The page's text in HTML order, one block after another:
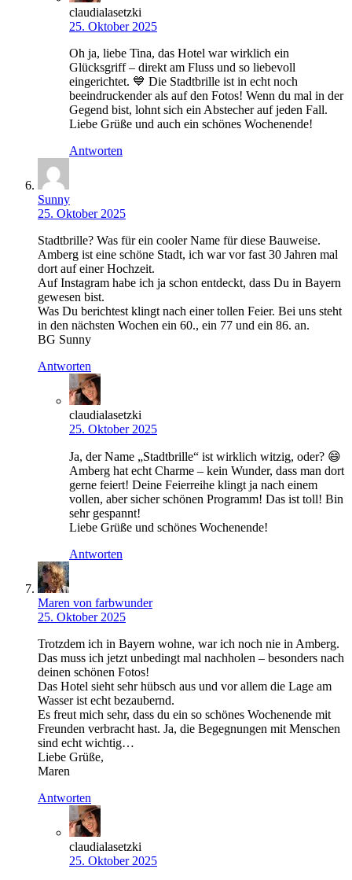
claudialasetzki
25. Oktober 2025
Oh ja, liebe Tina, das Hotel war wirklich ein
Glücksgriff – direkt am Fluss und so liebevoll
eingerichtet. 💙 Die Stadtbrille ist in echt noch
beeindruckender als auf den Fotos! Wenn du mal in der
Gegend bist, lohnt sich ein Abstecher auf jeden Fall.
Liebe Grüße und auch ein schönes Wochenende!
Antworten
Sunny
25. Oktober 2025
Stadtbrille? Was für ein cooler Name für diese Bauweise.
Amberg ist eine schöne Stadt, ich war vor fast 30 Jahren mal
dort auf einer Hochzeit.
Auf Instagram habe ich ja schon entdeckt, dass Du in Bayern
gewesen bist.
Was Du berichtest klingt nach einer tollen Feier. Bei uns steht
in den nächsten Wochen ein 60., ein 77 und ein 86. an.
BG Sunny
Antworten
claudialasetzki
25. Oktober 2025
Ja, der Name „Stadtbrille“ ist wirklich witzig, oder? 😄
Amberg hat echt Charme – kein Wunder, dass man dort
gerne feiert! Deine Feierreihe klingt ja nach einem
vollen, aber sicher schönen Programm! Das ist toll! Bin
sehr gespannt!
Liebe Grüße und schönes Wochenende!
Antworten
Maren von farbwunder
25. Oktober 2025
Trotzdem ich in Bayern wohne, war ich noch nie in Amberg.
Das muss ich jetzt unbedingt mal nachholen – besonders nach
deinen schönen Fotos!
Das Hotel sieht sehr hübsch aus und vor allem die Lage am
Wasser ist echt bezaubernd.
Es freut mich sehr, dass du ein so schönes Wochenende mit
Freunden verbracht hast. Ja, die Begegnungen mit Menschen
sind echt wichtig…
Liebe Grüße,
Maren
Antworten
claudialasetzki
25. Oktober 2025